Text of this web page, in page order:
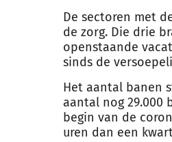
De sectoren met
de zorg. Die drie
openstaande
sinds de
Het aantal banen
aantal nog 29.000
begin van de
uren dan een